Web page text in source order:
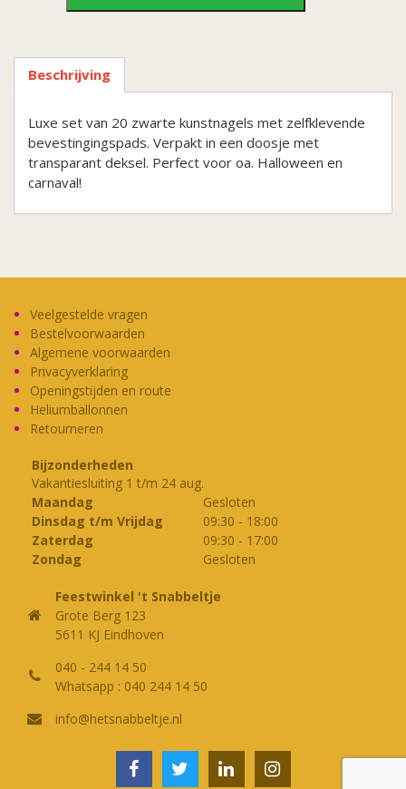
Beschrijving
Luxe set van 20 zwarte kunstnagels met zelfklevende
bevestingingspads. Verpakt in een doosje met
transparant deksel. Perfect voor oa. Halloween en
carnaval!
Veelgestelde vragen
Bestelvoorwaarden
Algemene voorwaarden
Privacyverklaring
Openingstijden en route
Heliumballonnen
Retourneren
Bijzonderheden
Vakantiesluiting 1 t/m 24 aug.
Maandag
Gesloten
Dinsdag t/m Vrijdag
09:30 - 18:00
Zaterdag
09:30 - 17:00
Zondag
Gesloten
Feestwinkel 't Snabbeltje
Grote Berg 123
5611 KJ Eindhoven
040 - 244 14 50
Whatsapp : 040 244 14 50
info@hetsnabbeltje.nl